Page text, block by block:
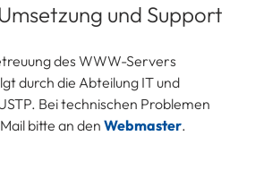
und Support
des WWW-Servers
durch die Abteilung IT und
Bei technischen Problemen
bitte an den Webmaster.